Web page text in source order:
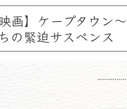
映画】ケープタウン
の緊迫サスペンス